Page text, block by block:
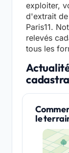
exploiter,
d'extrait
Paris11.
relevés
tous les
le